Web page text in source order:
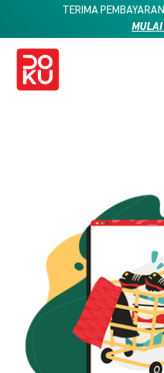
TERIMA PEMBAYARAN
MULAI